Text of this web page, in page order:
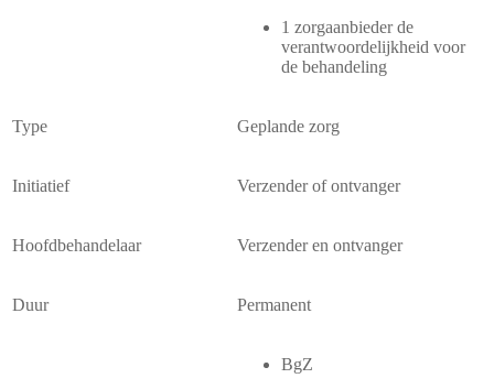
1 zorgaanbieder de
verantwoordelijkheid voor
de behandeling
Type Geplande zorg
Initiatief Verzender of ontvanger
Hoofdbehandelaar Verzender en ontvanger
Duur Permanent
BgZ